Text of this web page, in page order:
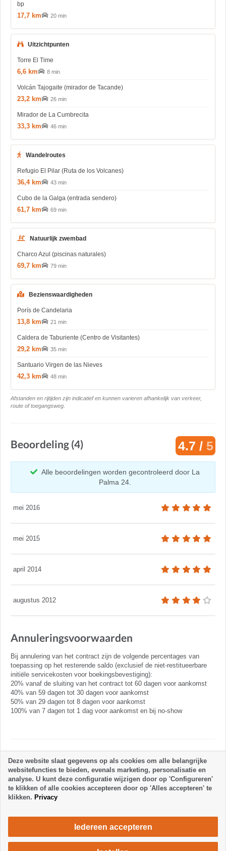
bp
17,7 km 20 min
Uitzichtpunten
Torre El Time
6,6 km 8 min
Volcán Tajogaite (mirador de Tacande)
23,2 km 26 min
Mirador de La Cumbrecita
33,3 km 46 min
Wandelroutes
Refugio El Pilar (Ruta de los Volcanes)
36,4 km 43 min
Cubo de la Galga (entrada sendero)
61,7 km 69 min
Natuurlijk zwembad
Charco Azul (piscinas naturales)
69,7 km 79 min
Bezienswaardigheden
Porís de Candelaria
13,8 km 21 min
Caldera de Taburiente (Centro de Visitantes)
29,2 km 35 min
Santuario Virgen de las Nieves
42,3 km 48 min
Afstanden en rijtijden zijn indicatief en kunnen varieren afhankelijk van verkeer,
route of toegangsweg.
Beoordeling (4) 4.7 / 5
Alle beoordelingen worden gecontroleerd door La
Palma 24.
mei 2016
mei 2015
april 2014
augustus 2012
Annuleringsvoorwaarden
Bij annulering van het contract zijn de volgende percentages van
toepassing op het resterende saldo (exclusief de niet-restitueerbare
initiële servicekosten voor boekingsbevestiging):
20% vanaf de sluiting van het contract tot 60 dagen voor aankomst
40% van 59 dagen tot 30 dagen voor aankomst
50% van 29 dagen tot 8 dagen voor aankomst
100% van 7 dagen tot 1 dag voor aankomst en bij no-show
Verblijfsregels
Deze website slaat gegevens op als cookies om alle belangrijke
websitefuncties te bieden, evenals marketing, personalisatie en
analyse. U kunt deze configuratie wijzigen door op 'Configureren'
te klikken of alle cookies accepteren door op 'Alles accepteren' te
klikken. Privacy
Iedereen accepteren